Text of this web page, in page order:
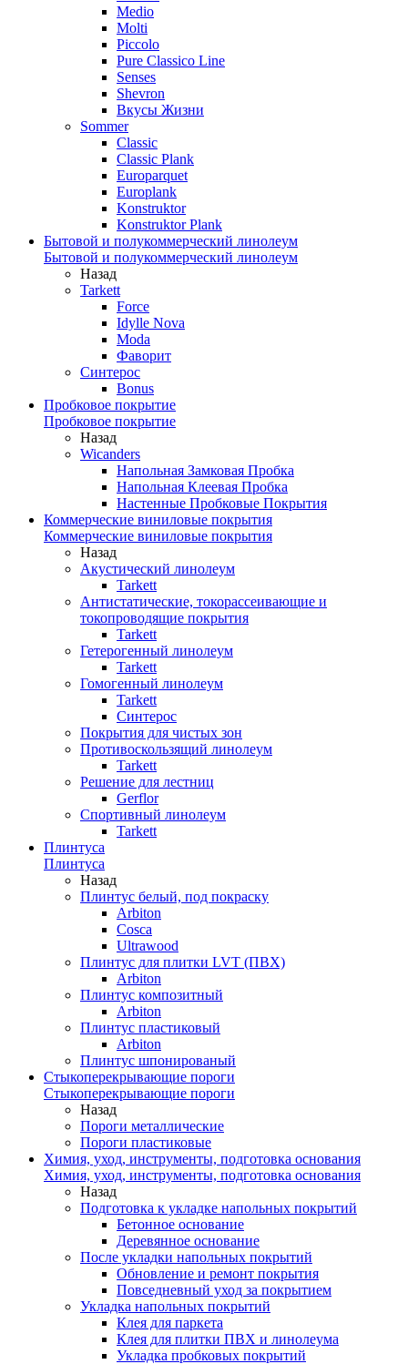
Medio
Molti
Piccolo
Pure Classico Line
Senses
Shevron
Вкусы Жизни
Sommer
Classic
Classic Plank
Europarquet
Europlank
Konstruktor
Konstruktor Plank
Бытовой и полукоммерческий линолеум
Бытовой и полукоммерческий линолеум
Назад
Tarkett
Force
Idylle Nova
Moda
Фаворит
Синтерос
Bonus
Пробковое покрытие
Пробковое покрытие
Назад
Wicanders
Напольная Замковая Пробка
Напольная Клеевая Пробка
Настенные Пробковые Покрытия
Коммерческие виниловые покрытия
Коммерческие виниловые покрытия
Назад
Акустический линолеум
Tarkett
Антистатические, токорассеивающие и
токопроводящие покрытия
Tarkett
Гетерогенный линолеум
Tarkett
Гомогенный линолеум
Tarkett
Синтерос
Покрытия для чистых зон
Противоскользящий линолеум
Tarkett
Решение для лестниц
Gerflor
Спортивный линолеум
Tarkett
Плинтуса
Плинтуса
Назад
Плинтус белый, под покраску
Arbiton
Cosca
Ultrawood
Плинтус для плитки LVT (ПВХ)
Arbiton
Плинтус композитный
Arbiton
Плинтус пластиковый
Arbiton
Плинтус шпонированый
Стыкоперекрывающие пороги
Стыкоперекрывающие пороги
Назад
Пороги металлические
Пороги пластиковые
Химия, уход, инструменты, подготовка основания
Химия, уход, инструменты, подготовка основания
Назад
Подготовка к укладке напольных покрытий
Бетонное основание
Деревянное основание
После укладки напольных покрытий
Обновление и ремонт покрытия
Повседневный уход за покрытием
Укладка напольных покрытий
Клея для паркета
Клея для плитки ПВХ и линолеума
Укладка пробковых покрытий